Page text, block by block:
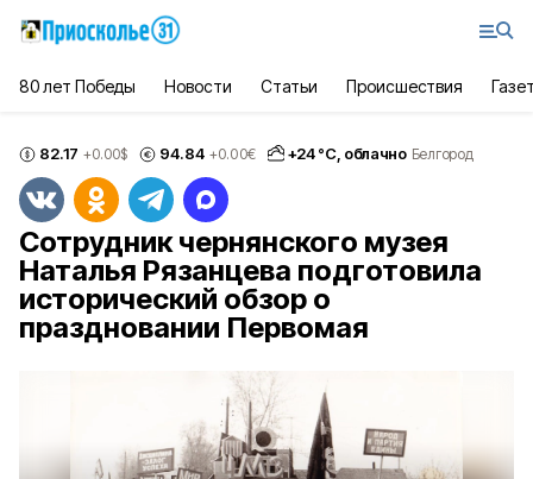
80 лет Победы Новости Статьи Происшествия
82.17 +0.00$ 94.84 +0.00€ +24°С, облачно Белгород
Сотрудник чернянского музея
Наталья Рязанцева подготовила
исторический обзор о
праздновании Первомая